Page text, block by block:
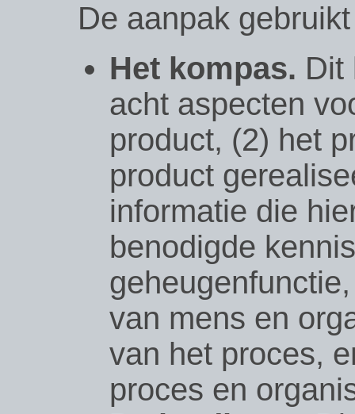
De aanpak
Het kompas. Dit
acht aspecten
product, (2) het
product
informatie die
benodigde
van mens en
van het proces,
proces en